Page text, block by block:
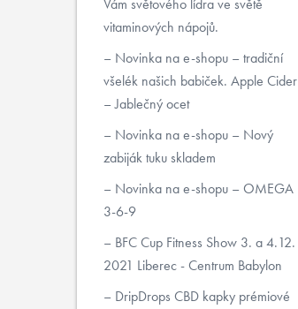
Vám světového lídra ve světě
vitaminových nápojů.
Novinka na e-shopu – tradiční
všelék našich babiček. Apple Cider
– Jablečný ocet
Novinka na e-shopu – Nový
zabiják tuku skladem
Novinka na e-shopu – OMEGA
3-6-9
BFC Cup Fitness Show 3. a 4.12.
2021 Liberec - Centrum Babylon
DripDrops CBD kapky prémiové